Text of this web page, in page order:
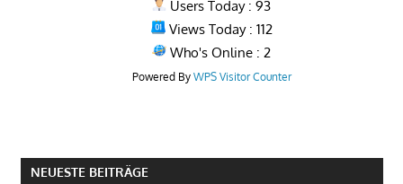
Users Today : 93
Views Today : 112
Who's Online : 2
Powered By WPS Visitor Counter
NEUESTE BEITRÄGE